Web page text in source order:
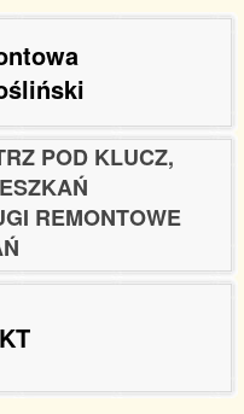
POD KLUCZ,
REMONTOWE